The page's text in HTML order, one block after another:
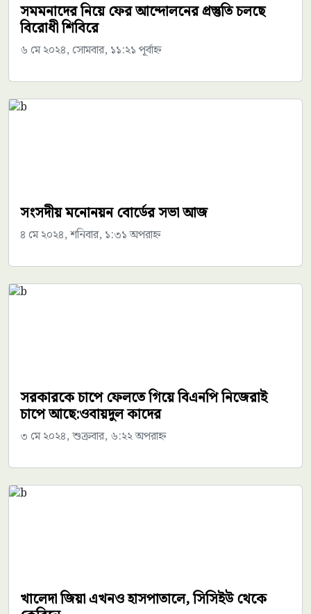
সমমনাদের নিয়ে ফের আন্দোলনের প্রস্তুতি চলছে
বিরোধী শিবিরে
৬ মে ২০২৪, সোমবার, ১১:২১ পূর্বাহ্ন
সংসদীয় মনোনয়ন বোর্ডের সভা আজ
৪ মে ২০২৪, শনিবার, ১:৩১ অপরাহ্ন
সরকারকে চাপে ফেলতে গিয়ে বিএনপি নিজেরাই
চাপে আছে:ওবায়দুল কাদের
৩ মে ২০২৪, শুক্রবার, ৬:২২ অপরাহ্ন
খালেদা জিয়া এখনও হাসপাতালে, সিসিইউ থেকে